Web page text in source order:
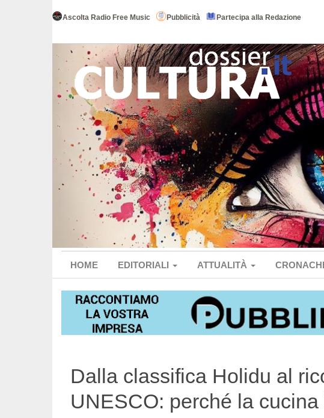
Ascolta Radio Free Music Pubblicità Partecipa alla Redazione
HOME EDITORIALI ATTUALITÀ
Dalla classifica Holidu al
UNESCO: perché la